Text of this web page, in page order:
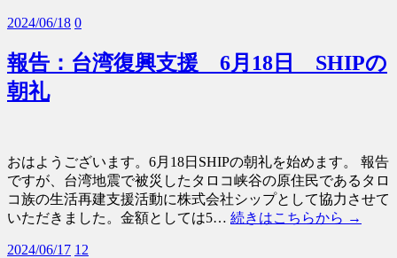
2024/06/18 0
報告：台湾復興支援 6月18日 SHIPの
朝礼
おはようございます。6月18日SHIPの朝礼を始めます。 報告
ですが、台湾地震で被災したタロコ峡谷の原住民であるタロ
コ族の生活再建支援活動に株式会社シップとして協力させて
いただきました。金額としては5… 続きはこちらから →
2024/06/17 12